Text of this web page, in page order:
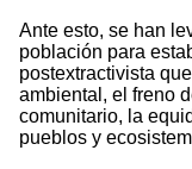
Ante esto, se han
población para
postextractivista
ambiental, el freno
comunitario, la
pueblos y